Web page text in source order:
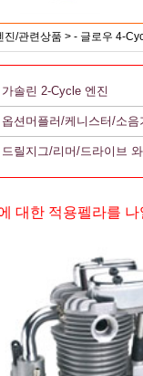
진/관련상품 > - 글로우 4-
솔린 2-Cycle 엔진
션머플러/케니스터/소음
릴지그/리머/드라이브
대한 적용펠라를